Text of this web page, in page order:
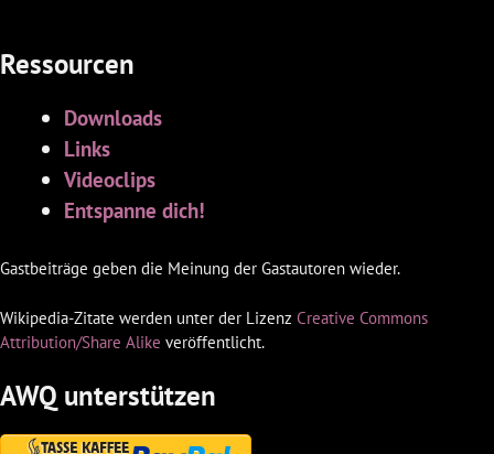
Ressourcen
Downloads
Links
Videoclips
Entspanne dich!
Gastbeiträge geben die Meinung der Gastautoren wieder.
Wikipedia-Zitate werden unter der Lizenz Creative Commons
Attribution/Share Alike veröffentlicht.
AWQ unterstützen